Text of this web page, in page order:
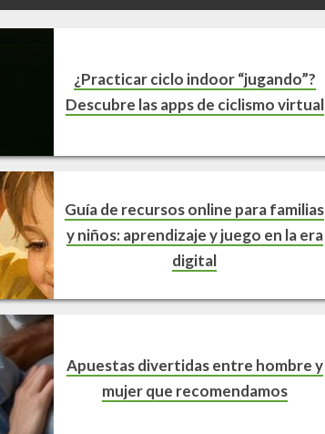
¿Practicar ciclo indoor “jugando”?
Descubre las apps de ciclismo virtual
Guía de recursos online para familias
y niños: aprendizaje y juego en la era
digital
Apuestas divertidas entre hombre y
mujer que recomendamos